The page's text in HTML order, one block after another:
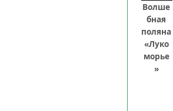
Волше
бная
поляна
«Луко
морье
»